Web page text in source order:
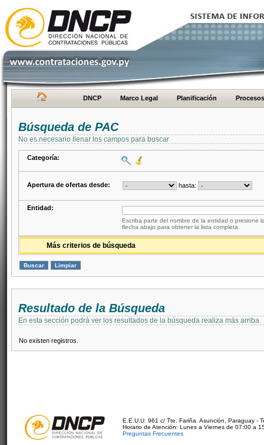
DNCP Marco Legal Planificación Procesos
Búsqueda de PAC
No es necesario llenar los campos para buscar
Categoría:
Apertura de ofertas desde: hasta:
Entidad:
Escriba parte del nombre de la entidad o presione
flecha abajo para obtener la lista completa
Más criterios de búsqueda
Resultado de la Búsqueda
En esta sección podrá ver los resultados de la búsqueda realiza más arriba
No existen registros.
E.E.U.U. 961 c/ Tte. Fariña. Asunción, Paraguay -
Horario de Atención: Lunes a Viernes de 07:00 a
Preguntas Frecuentes